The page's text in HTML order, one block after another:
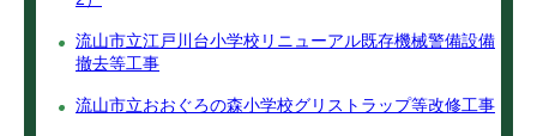
流山市立江戸川台小学校リニューアル既存機械警備設備
撤去等工事
流山市立おおぐろの森小学校グリストラップ等改修工事